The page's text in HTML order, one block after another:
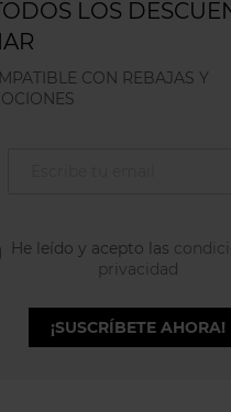
LOS
CON REBAJAS Y
He leído y acepto las
privacidad
¡SUSCRÍBETE AHORA!